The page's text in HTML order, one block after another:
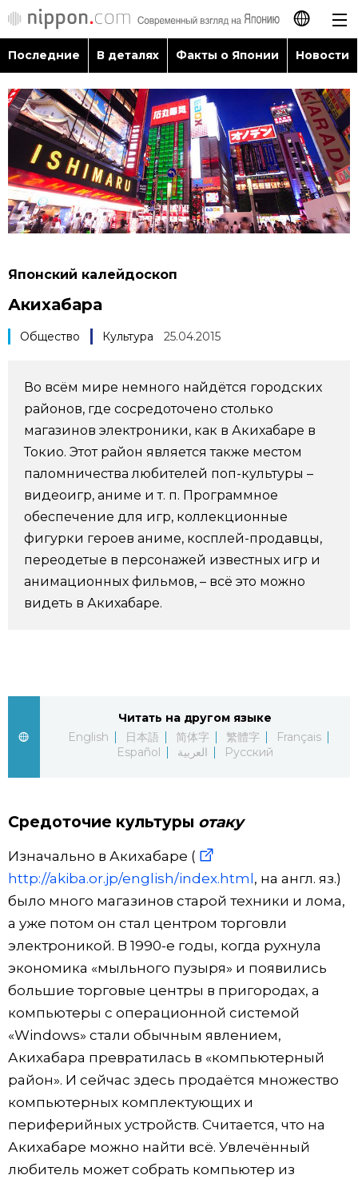
日本語
English
简体字
繁體字
Français
Последние
В деталях
Путеводитель по Японии
Фото/Видео
Разделы
Люди
Блог
Политика
Экономика
Культура
Жизнь
От редакции
Популярные статьи
Японский язык
Японский калейдоскоп
Семья
official SNS
Последние В деталях Факты о Японии Новости
Японский калейдоскоп
Акихабара
Общество Культура 25.04.2015
Во всём мире немного найдётся городских
районов, где сосредоточено столько
магазинов электроники, как в Акихабаре в
Токио. Этот район является также местом
паломничества любителей поп-культуры –
видеоигр, аниме и т. п. Программное
обеспечение для игр, коллекционные
фигурки героев аниме, косплей-продавцы,
переодетые в персонажей известных игр и
анимационных фильмов, – всё это можно
видеть в Акихабаре.
Читать на другом языке
English
日本語 简体字 繁體字
Français
Español
العربية Русский
Средоточие культуры отаку
Изначально в Акихабаре (
http://akiba.or.jp/english/index.html , на англ. яз.)
было много магазинов старой техники и лома,
а уже потом он стал центром торговли
электроникой. В 1990-е годы, когда рухнула
экономика «мыльного пузыря» и появились
большие торговые центры в пригородах, а
компьютеры с операционной системой
«Windows» стали обычным явлением,
Акихабара превратилась в «компьютерный
район». И сейчас здесь продаётся множество
компьютерных комплектующих и
периферийных устройств. Считается, что на
Акихабаре можно найти всё. Увлечённый
любитель может собрать компьютер из